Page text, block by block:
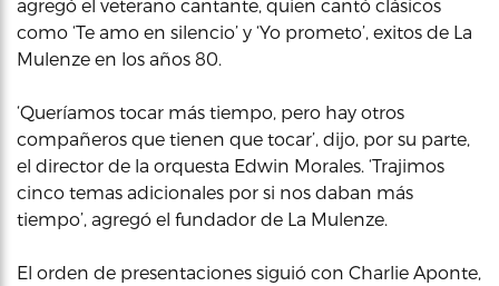
agregó el veterano cantante, quien cantó clásicos
como ‘Te amo en silencio’ y ‘Yo prometo’, exitos de La
Mulenze en los años 80.
‘Queríamos tocar más tiempo, pero hay otros
compañeros que tienen que tocar’, dijo, por su parte,
el director de la orquesta Edwin Morales. ‘Trajimos
cinco temas adicionales por si nos daban más
tiempo’, agregó el fundador de La Mulenze.
El orden de presentaciones siguió con Charlie Aponte,